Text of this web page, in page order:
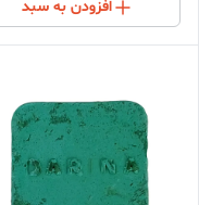
افزودن به سبد